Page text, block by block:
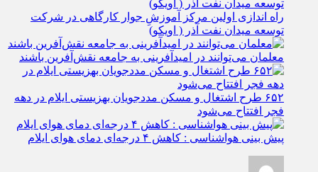
راه اندازی اولین مرکز آموزشِ جوار کارگاهی در شرکت
توسعه میدان نفت آذر ( اویکو)
معلمان می‌توانند در امیدآفرینی به جامعه نقش‌آفرین باشند
۶۵۲ طرح اشتغال و مسکن مددجویان بهزیستی ایلام در دهه
فجر افتتاح می‌شود
پیش بینی هواشناسی : کاهش ۴ درجه‌ای دمای هوای ایلام